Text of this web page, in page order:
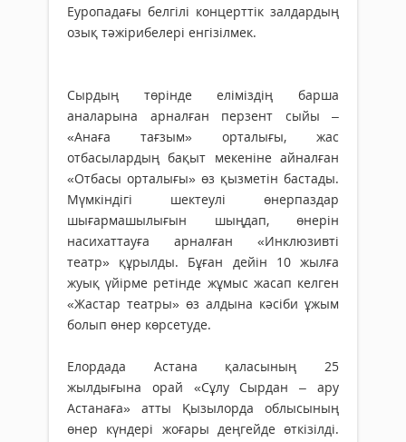
Еуропадағы белгілі концерттік залдардың
озық тәжірибелері енгізілмек.
Сырдың төрінде еліміздің барша
аналарына арналған перзент сыйы –
«Анаға тағзым» орталығы, жас
отбасылардың бақыт мекеніне айналған
«Отбасы орталығы» өз қызметін бастады.
Мүмкіндігі шектеулі өнерпаздар
шығармашылығын шыңдап, өнерін
насихаттауға арналған «Инклюзивті
театр» құрылды. Бұған дейін 10 жылға
жуық үйірме ретінде жұмыс жасап келген
«Жастар театры» өз алдына кәсіби ұжым
болып өнер көрсетуде.
Елордада Астана қаласының 25
жылдығына орай «Сұлу Сырдан – ару
Астанаға» атты Қызылорда облысының
өнер күндері жоғары деңгейде өткізілді.